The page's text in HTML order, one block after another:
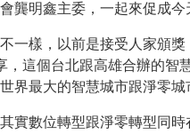
龔明鑫主委，一起來促成今
一樣，以前是接受人家頒
，這個台北跟高雄合辦的智
界最大的智慧城市跟淨零城
實數位轉型跟淨零轉型同